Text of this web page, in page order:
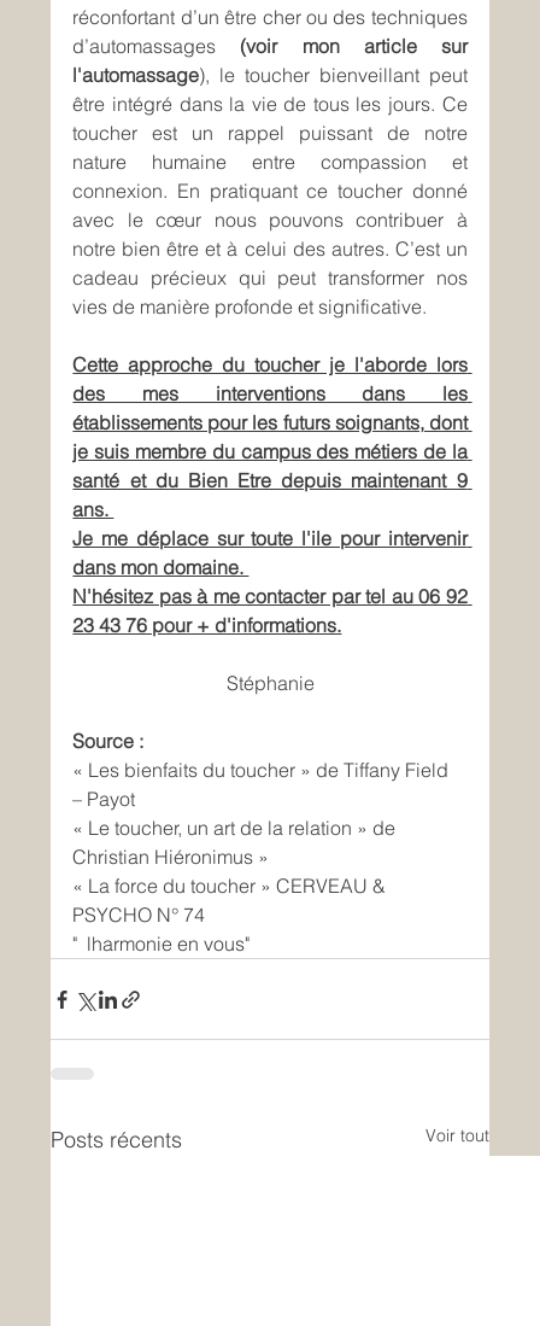
réconfortant d’un être cher ou des techniques
d’automassages (voir mon article sur
l'automassage), le toucher bienveillant peut
être intégré dans la vie de tous les jours. Ce
toucher est un rappel puissant de notre
nature humaine entre compassion et
connexion. En pratiquant ce toucher donné
avec le cœur nous pouvons contribuer à
notre bien être et à celui des autres. C’est un
cadeau précieux qui peut transformer nos
vies de manière profonde et significative.
Cette approche du toucher je l'aborde lors
des mes interventions dans les
établissements pour les futurs soignants, dont
je suis membre du campus des métiers de la
santé et du Bien Etre depuis maintenant 9
ans.
Je me déplace sur toute l'ile pour intervenir
dans mon domaine.
N'hésitez pas à me contacter par tel au 06 92
23 43 76 pour + d'informations.
Stéphanie
Source :
« Les bienfaits du toucher » de Tiffany Field
– Payot
« Le toucher, un art de la relation » de
Christian Hiéronimus »
« La force du toucher » CERVEAU &
PSYCHO N° 74
"  lharmonie en vous"
Posts récents Voir tout